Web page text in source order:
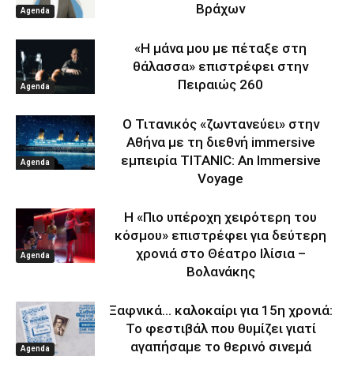
Agenda
Βράχων
Agenda
«Η μάνα μου με πέταξε στη
θάλασσα» επιστρέφει στην
Πειραιώς 260
Agenda
Ο Τιτανικός «ζωντανεύει» στην
Αθήνα με τη διεθνή immersive
εμπειρία TITANIC: An Immersive
Voyage
Agenda
Η «Πιο υπέροχη χειρότερη του
κόσμου» επιστρέφει για δεύτερη
χρονιά στο Θέατρο Ιλίσια –
Βολανάκης
Agenda
Ξαφνικά… καλοκαίρι για 15η χρονιά:
Το φεστιβάλ που θυμίζει γιατί
αγαπήσαμε το θερινό σινεμά